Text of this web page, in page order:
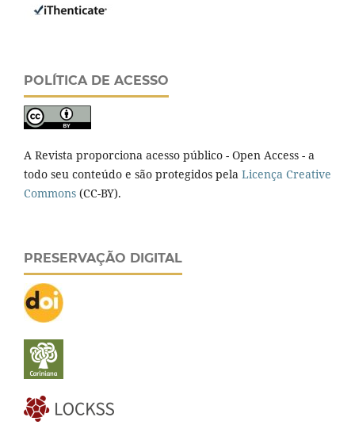
POLÍTICA DE ACESSO
A Revista proporciona acesso público - Open Access - a
todo seu conteúdo e são protegidos pela Licença Creative
Commons (CC-BY).
PRESERVAÇÃO DIGITAL